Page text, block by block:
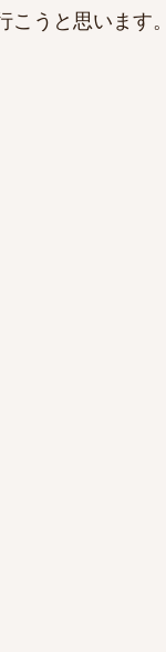
うと思います。